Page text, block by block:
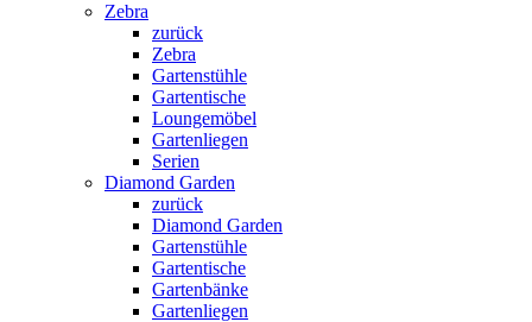
Zebra
zurück
Zebra
Gartenstühle
Gartentische
Loungemöbel
Gartenliegen
Serien
Diamond Garden
zurück
Diamond Garden
Gartenstühle
Gartentische
Gartenbänke
Gartenliegen